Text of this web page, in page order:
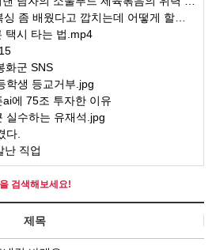
좀 배웠다고 깝치는데 어떻게 할까요?
택시 타는 법.mp4
화군 SNS
학생 등교거부.jpg
에 75조 투자한 이유
실수하는 유재석.jpg
다.
난 직업
검색해보세요!
제목